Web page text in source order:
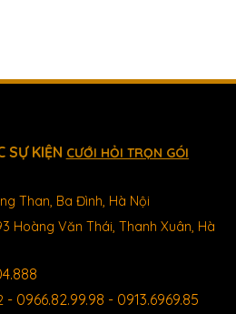
SỰ KIỆN CƯỚI HỎI TRỌN GÓI
Than, Ba Đình, Hà Nội
Hoàng Văn Thái, Thanh Xuân, Hà
- 0966.82.99.98 - 0913.6969.85